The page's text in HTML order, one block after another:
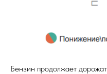
Бензин продолжает